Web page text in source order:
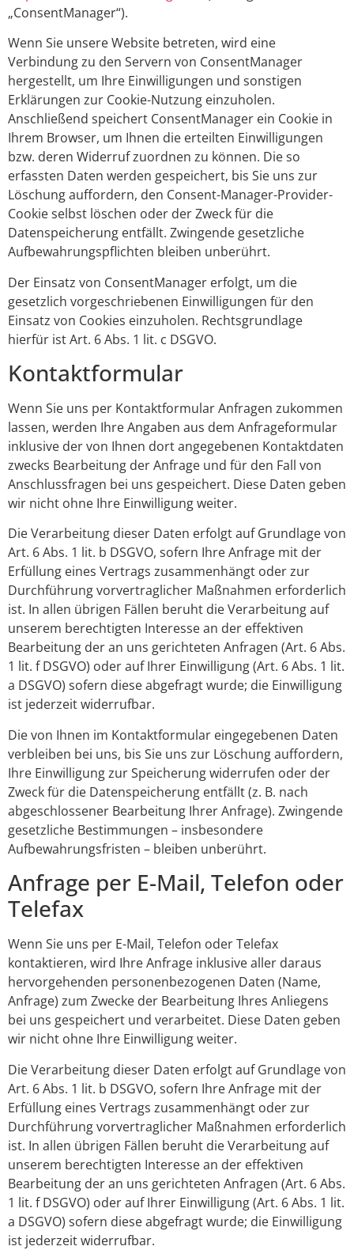
„ConsentManager“).
Wenn Sie unsere Website betreten, wird eine
Verbindung zu den Servern von ConsentManager
hergestellt, um Ihre Einwilligungen und sonstigen
Erklärungen zur Cookie-Nutzung einzuholen.
Anschließend speichert ConsentManager ein Cookie in
Ihrem Browser, um Ihnen die erteilten Einwilligungen
bzw. deren Widerruf zuordnen zu können. Die so
erfassten Daten werden gespeichert, bis Sie uns zur
Löschung auffordern, den Consent-Manager-Provider-
Cookie selbst löschen oder der Zweck für die
Datenspeicherung entfällt. Zwingende gesetzliche
Aufbewahrungspflichten bleiben unberührt.
Der Einsatz von ConsentManager erfolgt, um die
gesetzlich vorgeschriebenen Einwilligungen für den
Einsatz von Cookies einzuholen. Rechtsgrundlage
hierfür ist Art. 6 Abs. 1 lit. c DSGVO.
Kontaktformular
Wenn Sie uns per Kontaktformular Anfragen zukommen
lassen, werden Ihre Angaben aus dem Anfrageformular
inklusive der von Ihnen dort angegebenen Kontaktdaten
zwecks Bearbeitung der Anfrage und für den Fall von
Anschlussfragen bei uns gespeichert. Diese Daten geben
wir nicht ohne Ihre Einwilligung weiter.
Die Verarbeitung dieser Daten erfolgt auf Grundlage von
Art. 6 Abs. 1 lit. b DSGVO, sofern Ihre Anfrage mit der
Erfüllung eines Vertrags zusammenhängt oder zur
Durchführung vorvertraglicher Maßnahmen erforderlich
ist. In allen übrigen Fällen beruht die Verarbeitung auf
unserem berechtigten Interesse an der effektiven
Bearbeitung der an uns gerichteten Anfragen (Art. 6 Abs.
1 lit. f DSGVO) oder auf Ihrer Einwilligung (Art. 6 Abs. 1 lit.
a DSGVO) sofern diese abgefragt wurde; die Einwilligung
ist jederzeit widerrufbar.
Die von Ihnen im Kontaktformular eingegebenen Daten
verbleiben bei uns, bis Sie uns zur Löschung auffordern,
Ihre Einwilligung zur Speicherung widerrufen oder der
Zweck für die Datenspeicherung entfällt (z. B. nach
abgeschlossener Bearbeitung Ihrer Anfrage). Zwingende
gesetzliche Bestimmungen – insbesondere
Aufbewahrungsfristen – bleiben unberührt.
Anfrage per E-Mail, Telefon oder
Telefax
Wenn Sie uns per E-Mail, Telefon oder Telefax
kontaktieren, wird Ihre Anfrage inklusive aller daraus
hervorgehenden personenbezogenen Daten (Name,
Anfrage) zum Zwecke der Bearbeitung Ihres Anliegens
bei uns gespeichert und verarbeitet. Diese Daten geben
wir nicht ohne Ihre Einwilligung weiter.
Die Verarbeitung dieser Daten erfolgt auf Grundlage von
Art. 6 Abs. 1 lit. b DSGVO, sofern Ihre Anfrage mit der
Erfüllung eines Vertrags zusammenhängt oder zur
Durchführung vorvertraglicher Maßnahmen erforderlich
ist. In allen übrigen Fällen beruht die Verarbeitung auf
unserem berechtigten Interesse an der effektiven
Bearbeitung der an uns gerichteten Anfragen (Art. 6 Abs.
1 lit. f DSGVO) oder auf Ihrer Einwilligung (Art. 6 Abs. 1 lit.
a DSGVO) sofern diese abgefragt wurde; die Einwilligung
ist jederzeit widerrufbar.